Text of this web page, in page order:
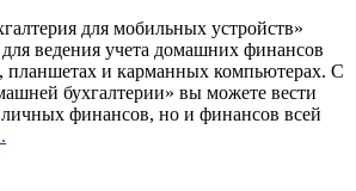
для мобильных устройств»
для ведения учета домашних финансов
планшетах и карманных компьютерах. С
бухгалтерии» вы можете вести
личных финансов, но и финансов всей